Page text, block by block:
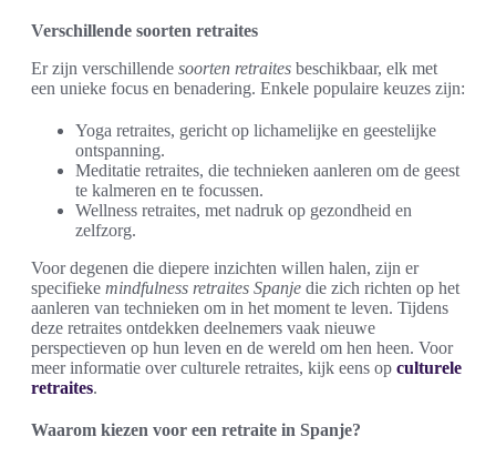
Verschillende soorten retraites
Er zijn verschillende soorten retraites beschikbaar, elk met
een unieke focus en benadering. Enkele populaire keuzes zijn:
Yoga retraites, gericht op lichamelijke en geestelijke
ontspanning.
Meditatie retraites, die technieken aanleren om de geest
te kalmeren en te focussen.
Wellness retraites, met nadruk op gezondheid en
zelfzorg.
Voor degenen die diepere inzichten willen halen, zijn er
specifieke mindfulness retraites Spanje die zich richten op het
aanleren van technieken om in het moment te leven. Tijdens
deze retraites ontdekken deelnemers vaak nieuwe
perspectieven op hun leven en de wereld om hen heen. Voor
meer informatie over culturele retraites, kijk eens op culturele
retraites.
Waarom kiezen voor een retraite in Spanje?